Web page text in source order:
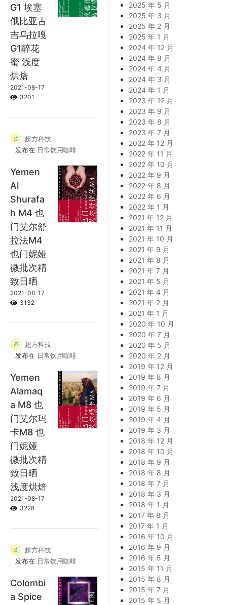
G1 埃塞
俄比亚古
吉乌拉嘎
G1醉花
蜜 浅度
烘焙
2021-08-17
3201
超方科技
发布在 日常饮用咖啡
Yemen
Al
Shurafa
h M4 也
门艾尔舒
拉法M4
也门妮娅
微批次精
致日晒
2021-08-17
3132
超方科技
发布在 日常饮用咖啡
Yemen
Alamaq
a M8 也
门艾尔玛
卡M8 也
门妮娅
微批次精
致日晒
浅度烘焙
2021-08-17
3228
超方科技
发布在 日常饮用咖啡
Colombi
a Spice
2025 年 5 月
2025 年 3 月
2025 年 2 月
2025 年 1 月
2024 年 12 月
2024 年 8 月
2024 年 4 月
2024 年 3 月
2024 年 1 月
2023 年 12 月
2023 年 9 月
2023 年 8 月
2023 年 7 月
2022 年 12 月
2022 年 11 月
2022 年 10 月
2022 年 9 月
2022 年 8 月
2022 年 6 月
2022 年 1 月
2021 年 12 月
2021 年 11 月
2021 年 10 月
2021 年 9 月
2021 年 8 月
2021 年 7 月
2021 年 5 月
2021 年 4 月
2021 年 2 月
2021 年 1 月
2020 年 10 月
2020 年 7 月
2020 年 5 月
2020 年 2 月
2019 年 12 月
2019 年 8 月
2019 年 7 月
2019 年 6 月
2019 年 5 月
2019 年 4 月
2019 年 3 月
2018 年 12 月
2018 年 10 月
2018 年 9 月
2018 年 8 月
2018 年 7 月
2018 年 3 月
2018 年 1 月
2017 年 8 月
2017 年 1 月
2016 年 10 月
2016 年 9 月
2016 年 5 月
2015 年 11 月
2015 年 8 月
2015 年 7 月
2015 年 5 月